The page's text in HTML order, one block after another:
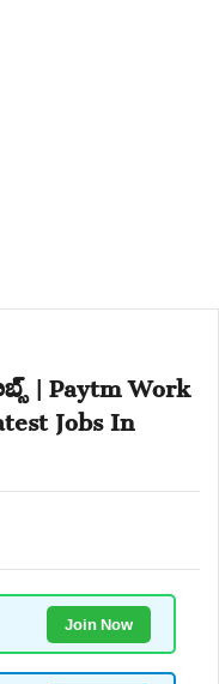
| Paytm Work
Jobs In
Join Now